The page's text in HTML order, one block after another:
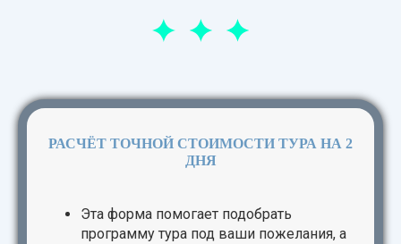
РАСЧЁТ ТОЧНОЙ СТОИМОСТИ ТУРА НА 2
ДНЯ
Эта форма помогает подобрать
программу тура под ваши пожелания, а